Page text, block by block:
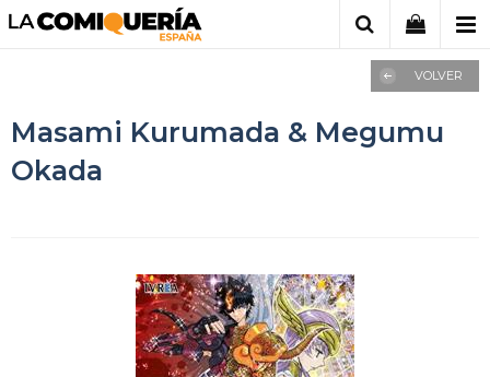
VOLVER
Masami Kurumada & Megumu
Okada